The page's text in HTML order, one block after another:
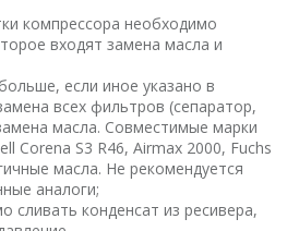
компрессора необходимо
входят замена масла и
если иное указано в
всех фильтров (сепаратор,
масла. Совместимые марки
Corena S3 R46, Airmax 2000, Fuchs
масла. Не рекомендуется
аналоги;
сливать конденсат из ресивера,